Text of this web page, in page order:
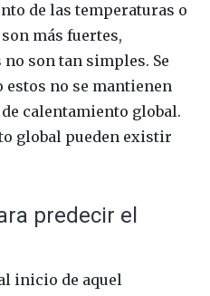
de las temperaturas o
más fuertes,
son tan simples. Se
estos no se mantienen
calentamiento global.
global pueden existir
predecir el
inicio de aquel